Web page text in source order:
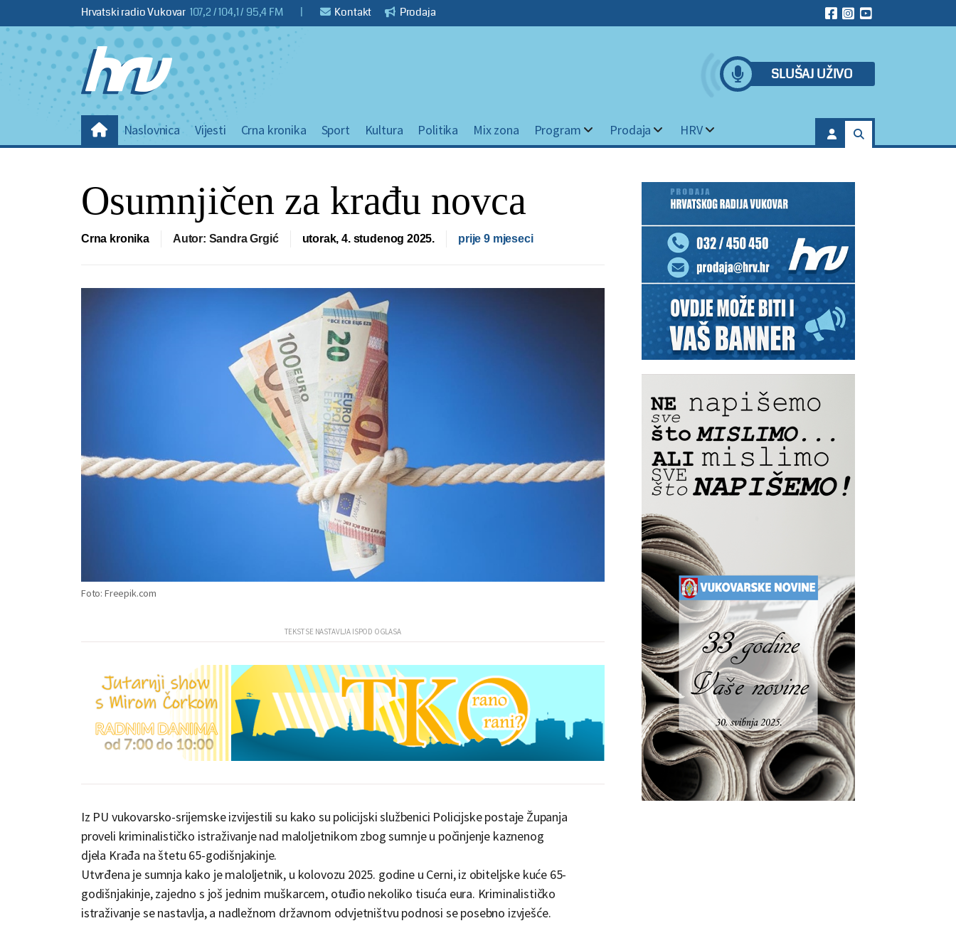
Hrvatski radio Vukovar 107,2 / 104,1 / 95,4 FM | Kontakt Prodaja
SLUŠAJ UŽIVO
Naslovnica Vijesti Crna kronika Sport Kultura Politika Mix zona Program Prodaja HRV
Osumnjičen za krađu novca
Crna kronika Autor: Sandra Grgić utorak, 4. studenog 2025. prije 9 mjeseci
Foto: Freepik.com
Iz PU vukovarsko-srijemske izvijestili su kako su policijski službenici Policijske postaje Županja
proveli kriminalističko istraživanje nad maloljetnikom zbog sumnje u počinjenje kaznenog
djela Krađa na štetu 65-godišnjakinje.
Utvrđena je sumnja kako je maloljetnik, u kolovozu 2025. godine u Cerni, iz obiteljske kuće 65-
godišnjakinje, zajedno s još jednim muškarcem, otuđio nekoliko tisuća eura. Kriminalističko
istraživanje se nastavlja, a nadležnom državnom odvjetništvu podnosi se posebno izvješće.